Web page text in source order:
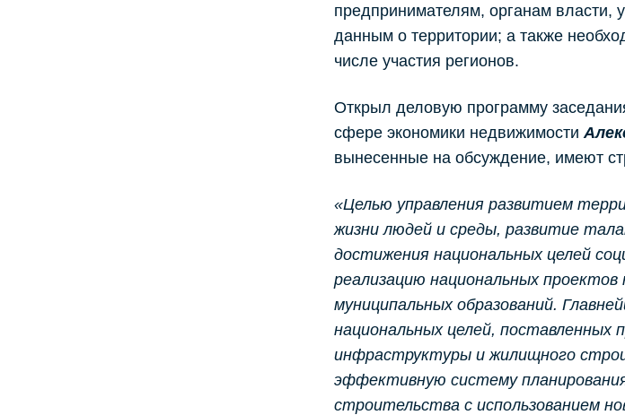
предпринимателям, органам власти,
данным о территории; а также
числе участия регионов.
Открыл деловую программу
сфере экономики недвижимости
вынесенные на обсуждение, имеют
«Целью управления развитием
жизни людей и среды, развитие
достижения национальных целей
реализацию национальных
муниципальных образований.
национальных целей, поставленных
инфраструктуры и жилищного
эффективную систему
строительства с использованием